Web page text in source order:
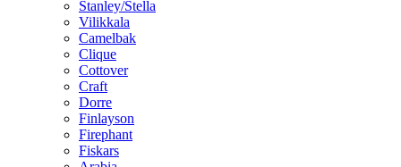
Stanley/Stella
Vilikkala
Camelbak
Clique
Cottover
Craft
Dorre
Finlayson
Firephant
Fiskars